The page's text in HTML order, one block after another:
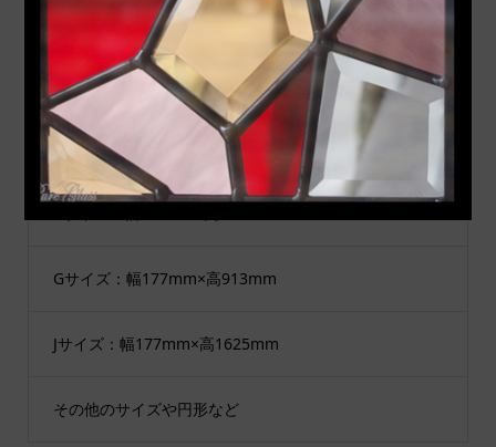
Bサイズ：幅480mm×高1625mm
Cサイズ：幅289mm×高927mm
Dサイズ：幅200mm×高200mm
Gサイズ：幅177mm×高913mm
Jサイズ：幅177mm×高1625mm
その他のサイズや円形など